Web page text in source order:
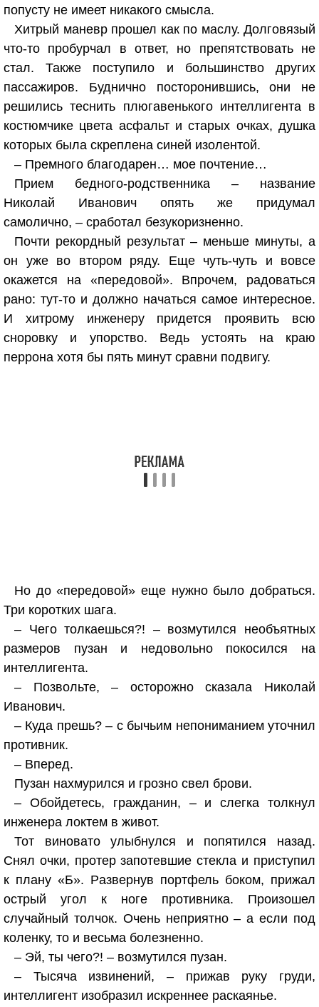
попусту не имеет никакого смысла.
Хитрый маневр прошел как по маслу. Долговязый
что-то пробурчал в ответ, но препятствовать не
стал. Также поступило и большинство других
пассажиров. Буднично посторонившись, они не
решились теснить плюгавенького интеллигента в
костюмчике цвета асфальт и старых очках, душка
которых была скреплена синей изолентой.
– Премного благодарен… мое почтение…
Прием бедного-родственника – название
Николай Иванович опять же придумал
самолично, – сработал безукоризненно.
Почти рекордный результат – меньше минуты, а
он уже во втором ряду. Еще чуть-чуть и вовсе
окажется на «передовой». Впрочем, радоваться
рано: тут-то и должно начаться самое интересное.
И хитрому инженеру придется проявить всю
сноровку и упорство. Ведь устоять на краю
перрона хотя бы пять минут сравни подвигу.
Но до «передовой» еще нужно было добраться.
Три коротких шага.
– Чего толкаешься?! – возмутился необъятных
размеров пузан и недовольно покосился на
интеллигента.
– Позвольте, – осторожно сказала Николай
Иванович.
– Куда прешь? – с бычьим непониманием уточнил
противник.
– Вперед.
Пузан нахмурился и грозно свел брови.
– Обойдетесь, гражданин, – и слегка толкнул
инженера локтем в живот.
Тот виновато улыбнулся и попятился назад.
Снял очки, протер запотевшие стекла и приступил
к плану «Б». Развернув портфель боком, прижал
острый угол к ноге противника. Произошел
случайный толчок. Очень неприятно – а если под
коленку, то и весьма болезненно.
– Эй, ты чего?! – возмутился пузан.
– Тысяча извинений, – прижав руку груди,
интеллигент изобразил искреннее раскаянье.